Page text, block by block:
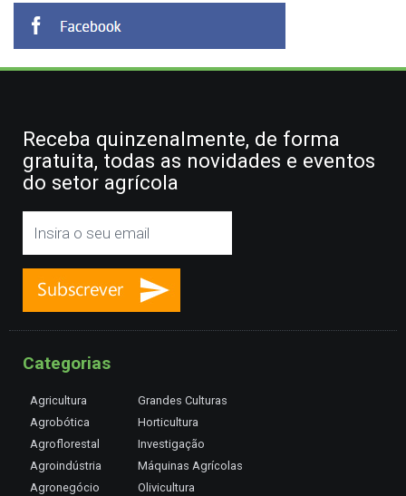
Receba quinzenalmente, de forma
gratuita, todas as novidades e eventos
do setor agrícola
Categorias
Agricultura
Agrobótica
Agroflorestal
Agroindústria
Agronegócio
Grandes Culturas
Horticultura
Investigação
Máquinas Agrícolas
Olivicultura